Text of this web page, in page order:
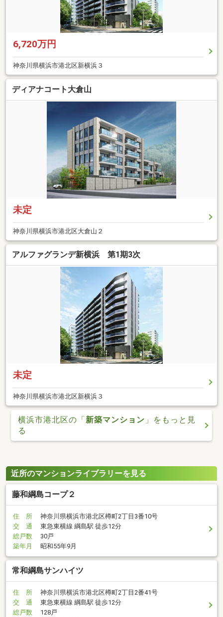
6,720万円
神奈川県横浜市港北区新横浜３
ディアナコート大倉山
未定
神奈川県横浜市港北区大倉山２
アルファグランデ新横浜 第1期3次
未定
神奈川県横浜市港北区新横浜３
横浜市港北区の「新築マンション 」をもっと見
る
近所のマンションライブラリーを見る
藤和綱島コープ２
住 所
神奈川県横浜市港北区樽町2丁目3番10号
交 通
東急東横線 綱島駅 徒歩12分
総戸数
30戸
築年月
昭和55年9月
常和綱島サンハイツ
住 所
神奈川県横浜市港北区樽町2丁目2番41号
交 通
東急東横線 綱島駅 徒歩12分
総戸数
128戸